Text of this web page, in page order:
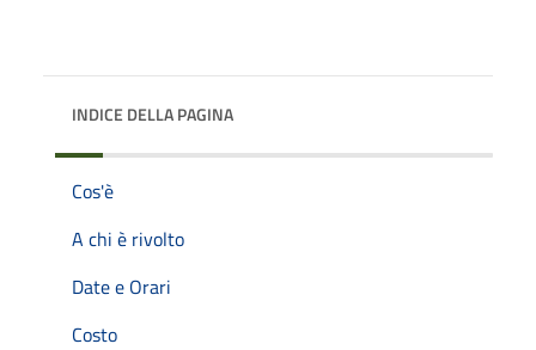
INDICE DELLA PAGINA
Cos'è
A chi è rivolto
Date e Orari
Costo